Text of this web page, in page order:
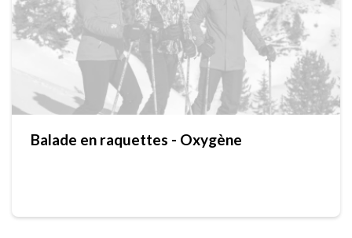
Balade en raquettes - Oxygène